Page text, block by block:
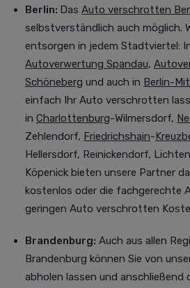
Berlin: Das Auto verschrotten
selbstverständlich auch möglich.
entsorgen in jedem Stadtviertel:
Autoverwertung Spandau,
Schöneberg und auch in Berlin-
einfach Ihr Auto verschrotten
in Charlottenburg-Wilmersdorf,
Zehlendorf, Friedrichshain-
Hellersdorf, Reinickendorf,
Köpenick bieten unsere Partner
kostenlos oder die fachgerechte
geringen Auto verschrotten
Brandenburg: Auch aus allen
Brandenburg können Sie von
abholen lassen und anschließend